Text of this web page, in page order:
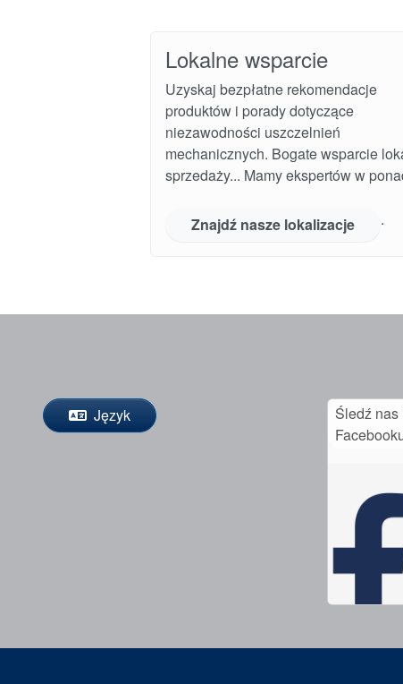
Lokalne wsparcie
Uzyskaj bezpłatne rekomendacje
produktów i porady dotyczące
niezawodności uszczelnień
mechanicznych. Bogate wsparcie
sprzedaży... Mamy ekspertów w
Znajdź nasze lokalizacje .
Język
Śledź nas